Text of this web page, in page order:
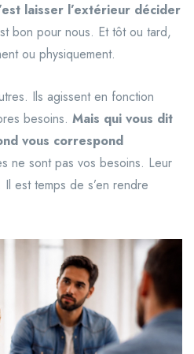
laisser l’extérieur décider
bon pour nous. Et tôt ou tard,
ou physiquement.
Ils agissent en fonction
besoins. Mais qui vous dit
vous correspond
ne sont pas vos besoins. Leur
est temps de s’en rendre